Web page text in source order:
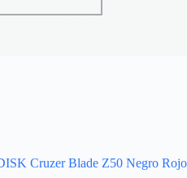
Cruzer Blade Z50 Negro Rojo